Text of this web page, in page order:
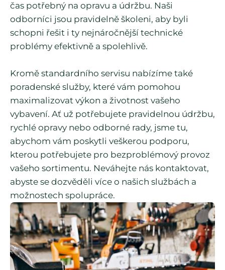
čas potřebný na opravu a údržbu. Naši
odborníci jsou pravidelně školeni, aby byli
schopni řešit i ty nejnáročnější technické
problémy efektivně a spolehlivě.
Kromě standardního servisu nabízíme také
poradenské služby, které vám pomohou
maximalizovat výkon a životnost vašeho
vybavení. Ať už potřebujete pravidelnou údržbu,
rychlé opravy nebo odborné rady, jsme tu,
abychom vám poskytli veškerou podporu,
kterou potřebujete pro bezproblémový provoz
vašeho sortimentu. Neváhejte nás kontaktovat,
abyste se dozvěděli více o našich službách a
možnostech spolupráce.